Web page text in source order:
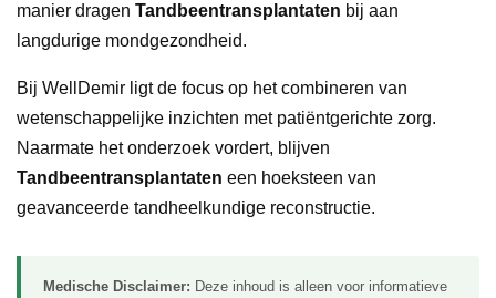
manier dragen Tandbeentransplantaten bij aan
langdurige mondgezondheid.
Bij WellDemir ligt de focus op het combineren van
wetenschappelijke inzichten met patiëntgerichte zorg.
Naarmate het onderzoek vordert, blijven
Tandbeentransplantaten een hoeksteen van
geavanceerde tandheelkundige reconstructie.
Medische Disclaimer: Deze inhoud is alleen voor informatieve